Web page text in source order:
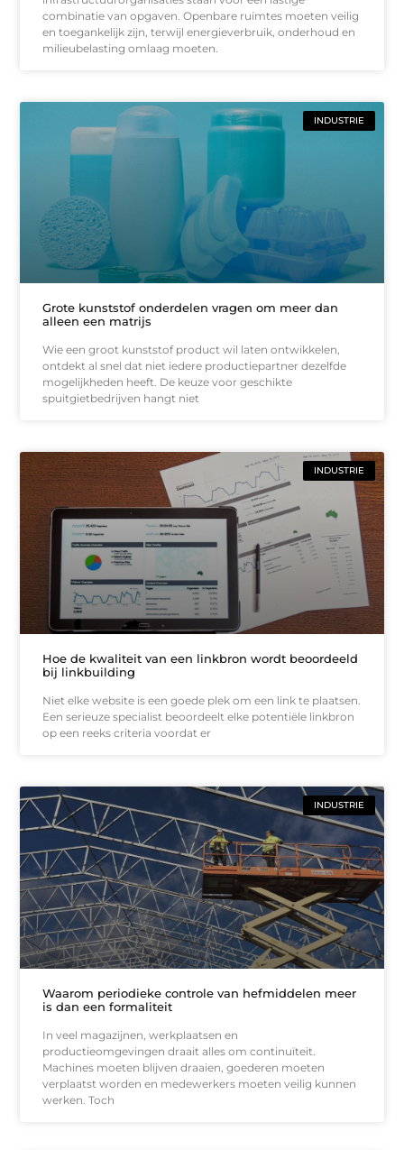
combinatie van opgaven. Openbare ruimtes moeten veilig
en toegankelijk zijn, terwijl energieverbruik, onderhoud en
milieubelasting omlaag moeten.
INDUSTRIE
Grote kunststof onderdelen vragen om meer dan
alleen een matrijs
Wie een groot kunststof product wil laten ontwikkelen,
ontdekt al snel dat niet iedere productiepartner dezelfde
mogelijkheden heeft. De keuze voor geschikte
spuitgietbedrijven hangt niet
INDUSTRIE
Hoe de kwaliteit van een linkbron wordt beoordeeld
bij linkbuilding
Niet elke website is een goede plek om een link te plaatsen.
Een serieuze specialist beoordeelt elke potentiële linkbron
op een reeks criteria voordat er
INDUSTRIE
Waarom periodieke controle van hefmiddelen meer
is dan een formaliteit
In veel magazijnen, werkplaatsen en
productieomgevingen draait alles om continuïteit.
Machines moeten blijven draaien, goederen moeten
verplaatst worden en medewerkers moeten veilig kunnen
werken. Toch